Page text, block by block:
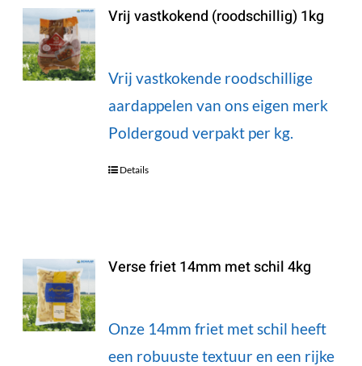
Vrij vastkokend (roodschillig) 1kg
Vrij vastkokende roodschillige
aardappelen van ons eigen merk
Poldergoud verpakt per kg.
Details
Verse friet 14mm met schil 4kg
Onze 14mm friet met schil heeft
een robuuste textuur en een rijke